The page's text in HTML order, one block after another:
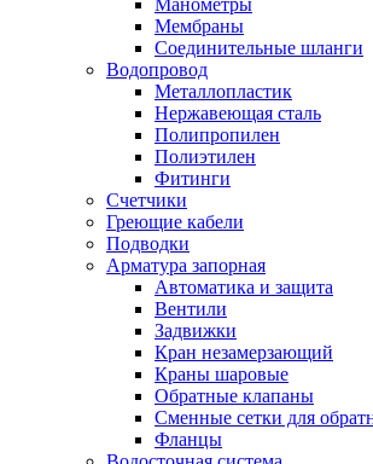
Мембраны
Соединительные шланги
Водопровод
Металлопластик
Нержавеющая сталь
Полипропилен
Полиэтилен
Фитинги
Счетчики
Греющие кабели
Подводки
Арматура запорная
Автоматика и защита
Вентили
Задвижки
Кран незамерзающий
Краны шаровые
Обратные клапаны
Сменные сетки для
Фланцы